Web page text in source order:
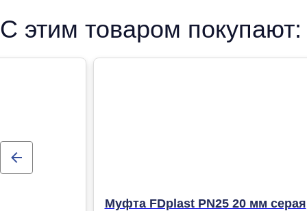
отопления
С этим товаром покупают:
Муфта FDplast PN25 20 мм серая